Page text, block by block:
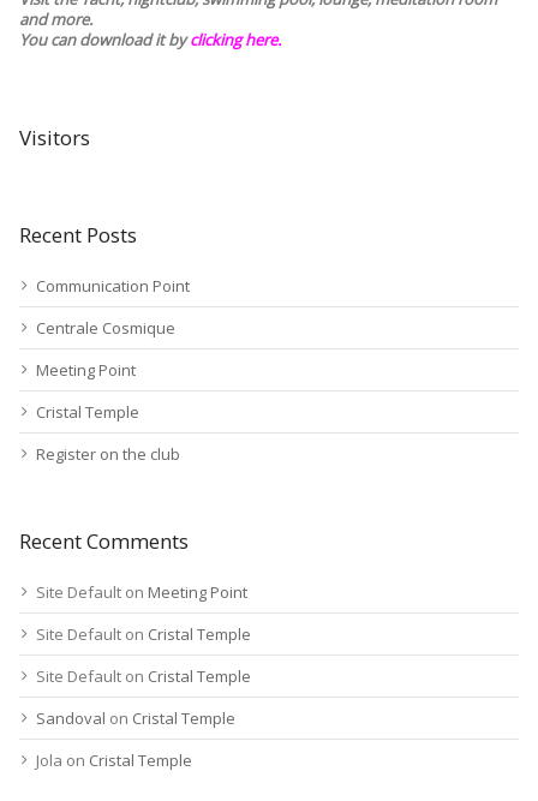
and more.
You can download it byclicking here.
Visitors
Recent Posts
Communication Point
Centrale Cosmique
Meeting Point
Cristal Temple
Register on the club
Recent Comments
Site Default on Meeting Point
Site Default on Cristal Temple
Site Default on Cristal Temple
Sandoval on Cristal Temple
Jola on Cristal Temple